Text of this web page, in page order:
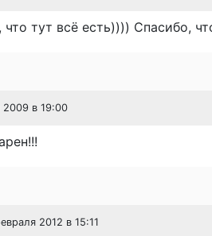
тут всё есть)))) Спасибо,
2009 в 19:00
2012 в 15:11